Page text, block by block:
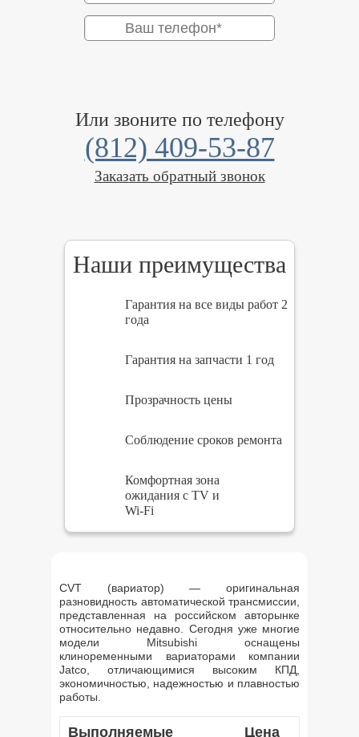
Или звоните по телефону
(812) 409-53-87
Заказать обратный звонок
Наши преимущества
Гарантия на все виды работ 2
года
Гарантия на запчасти 1 год
Прозрачность цены
Соблюдение сроков ремонта
Комфортная зона
ожидания с TV и
Wi-Fi
CVT (вариатор) — оригинальная
разновидность автоматической трансмиссии,
представленная на российском авторынке
относительно недавно. Сегодня уже многие
модели Mitsubishi оснащены
клиноременными вариаторами компании
Jatco, отличающимися высоким КПД,
экономичностью, надежностью и плавностью
работы.
Выполняемые Цена